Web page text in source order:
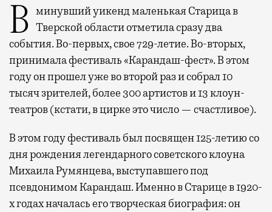
В минувший уикенд маленькая Старица в Тверской области отметила сразу два
события. Во-первых, свое 729-летие. Во-вторых,
принимала фестиваль «Карандаш-фест». В этом
году он прошел уже во второй раз и собрал 10
тысяч зрителей, более 300 артистов и 13 клоун-
театров (кстати, в цирке это число — счастливое).
В этом году фестиваль был посвящен 125-летию со
дня рождения легендарного советского клоуна
Михаила Румянцева, выступавшего под
псевдонимом Карандаш. Именно в Старице в 1920-
х годах началась его творческая биография: он